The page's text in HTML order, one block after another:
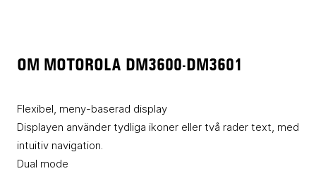
OM MOTOROLA DM3600-DM3601
Flexibel, meny-baserad display
Displayen använder tydliga ikoner eller två rader text, med
intuitiv navigation.
Dual mode